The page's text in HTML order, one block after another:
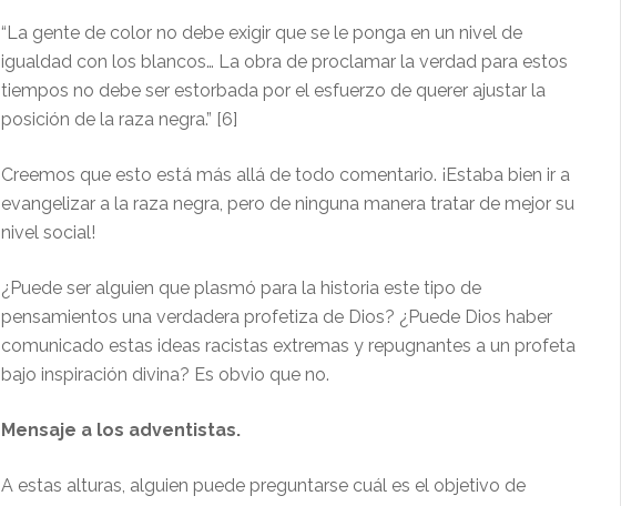
“La gente de color no debe exigir que se le ponga en un nivel de
igualdad con los blancos… La obra de proclamar la verdad para estos
tiempos no debe ser estorbada por el esfuerzo de querer ajustar la
posición de la raza negra.” [6]
Creemos que esto está más allá de todo comentario. ¡Estaba bien ir a
evangelizar a la raza negra, pero de ninguna manera tratar de mejor su
nivel social!
¿Puede ser alguien que plasmó para la historia este tipo de
pensamientos una verdadera profetiza de Dios? ¿Puede Dios haber
comunicado estas ideas racistas extremas y repugnantes a un profeta
bajo inspiración divina? Es obvio que no.
Mensaje a los adventistas.
A estas alturas, alguien puede preguntarse cuál es el objetivo de